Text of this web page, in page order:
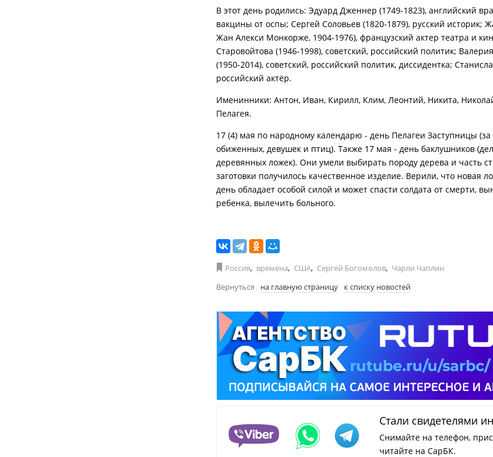
В этот день родились: Эдуард Дженнер (1749-1823), английский
вакцины от оспы; Сергей Соловьев (1820-1879), русский историк;
Жан Алекси Монкорже, 1904-1976), французский актер театра и
Старовойтова (1946-1998), советский, российский политик;
(1950-2014), советский, российский политик, диссидентка;
российский актёр.
Именинники: Антон, Иван, Кирилл, Клим, Леонтий, Никита,
Пелагея.
17 (4) мая по народному календарю - день Пелагеи Заступницы (за
обиженных, девушек и птиц). Также 17 мая - день баклушников
деревянных ложек). Они умели выбирать породу дерева и часть
заготовки получилось качественное изделие. Верили, что новая
день обладает особой силой и может спасти солдата от смерти,
ребенка, вылечить больного.
Россия, времена, США, Сергей Богомолов, Чарли Чаплин
Вернуться
на главную страницу к списку новостей
Стали свидетелями
Снимайте на телефон,
читайте на СарБК.